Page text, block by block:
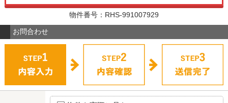
物件番号：RHS-991007929
お問合わせ